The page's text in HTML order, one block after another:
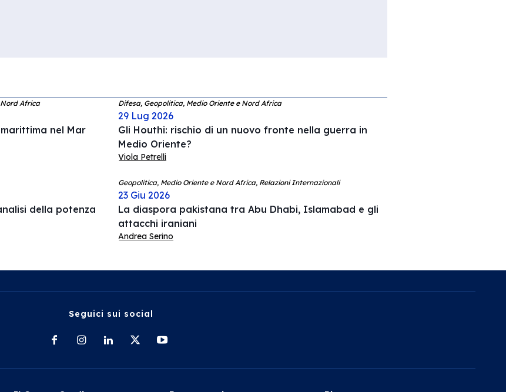
Africa
nel Mar
Difesa, Geopolitica, Medio Oriente e Nord Africa
29 Lug 2026
Gli Houthi: rischio di un nuovo fronte nella guerra in
Medio Oriente?
Viola Petrelli
della potenza
Geopolitica, Medio Oriente e Nord Africa, Relazioni Internazionali
23 Giu 2026
La diaspora pakistana tra Abu Dhabi, Islamabad e gli
attacchi iraniani
Andrea Serino
Seguici sui social